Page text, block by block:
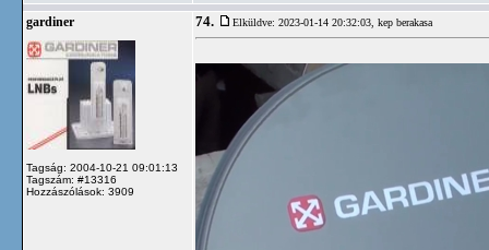
gardiner
Tagság: 2004-10-21 09:01:13
Tagszám: #13316
Hozzászólások: 3909
74. Elküldve: 2023-01-14 20:32:03, kep berakasa